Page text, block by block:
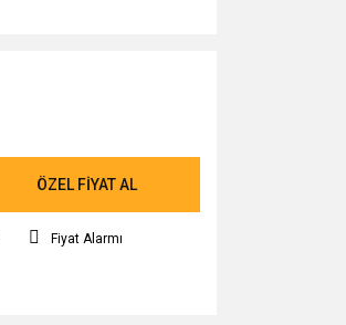
ÖZEL FİYAT AL
Fiyat Alarmı